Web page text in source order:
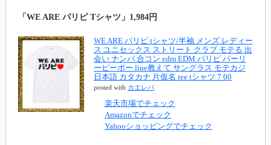
「WE ARE パリピ Tシャツ」1,984円
WE ARE パリピ tシャツ/半袖 メンズ レディー
ス ユニセックス ストリート クラブ モテる 出
会い ナンパ 合コン edm EDM パリピ パーリ
ーピーポー line教えて サングラス モテカジ
日本語 カタカナ 片仮名 tee tシャツ 7 00
posted with カエレバ
楽天市場でチェック
Amazonでチェック
Yahooショッピングでチェック